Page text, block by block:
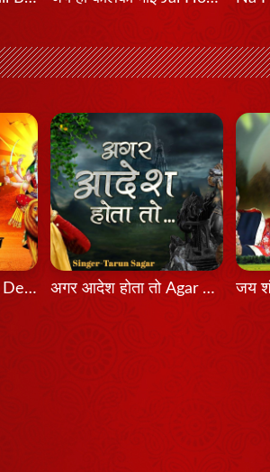
मैया देर मत कर Maiya Der Mat Kar अगर आदेश होता तो Agar Aadesh Hota To